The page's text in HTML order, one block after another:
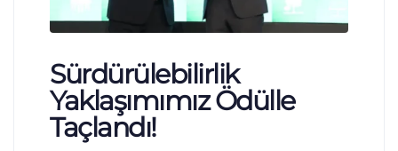
Sürdürülebilirlik
Yaklaşımımız Ödülle
Taçlandı!